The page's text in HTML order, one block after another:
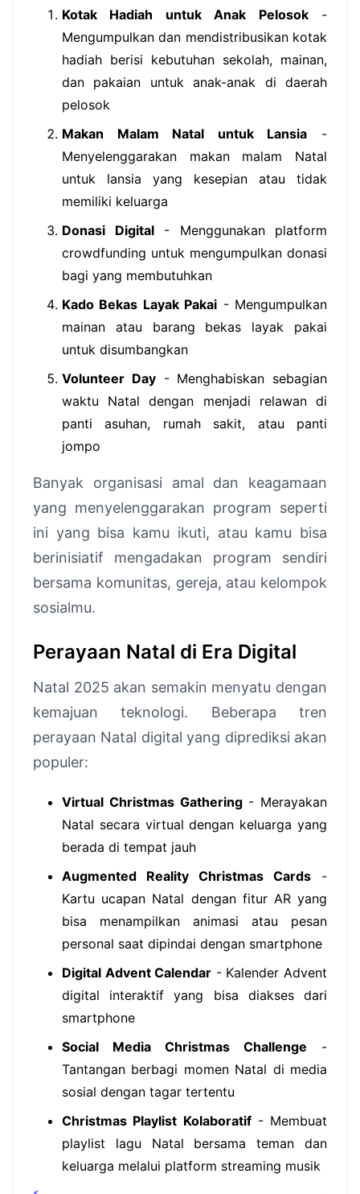
Kotak Hadiah untuk Anak Pelosok-
Mengumpulkan dan mendistribusikan kotak
hadiah berisi kebutuhan sekolah, mainan,
dan pakaian untuk anak-anak di daerah
pelosok
Makan Malam Natal untuk Lansia -
Menyelenggarakan makan malam Natal
untuk lansia yang kesepian atau tidak
memiliki keluarga
Donasi Digital- Menggunakan platform
crowdfunding untuk mengumpulkan donasi
bagi yang membutuhkan
Kado Bekas Layak Pakai - Mengumpulkan
mainan atau barang bekas layak pakai
untuk disumbangkan
Volunteer Day- Menghabiskan sebagian
waktu Natal dengan menjadi relawan di
panti asuhan, rumah sakit, atau panti
jompo
Banyak organisasi amal dan keagamaan
yang menyelenggarakan program seperti
ini yang bisa kamu ikuti, atau kamu bisa
berinisiatif mengadakan program sendiri
bersama komunitas, gereja, atau kelompok
sosialmu.
Perayaan Natal di Era Digital
Natal 2025 akan semakin menyatu dengan
kemajuan teknologi. Beberapa tren
perayaan Natal digital yang diprediksi akan
populer:
Virtual Christmas Gathering- Merayakan
Natal secara virtual dengan keluarga yang
berada di tempat jauh
Augmented Reality Christmas Cards -
Kartu ucapan Natal dengan fitur AR yang
bisa menampilkan animasi atau pesan
personal saat dipindai dengan smartphone
Digital Advent Calendar - Kalender Advent
digital interaktif yang bisa diakses dari
smartphone
Social Media Christmas Challenge -
Tantangan berbagi momen Natal di media
sosial dengan tagar tertentu
Christmas Playlist Kolaboratif- Membuat
playlist lagu Natal bersama teman dan
keluarga melalui platform streaming musik